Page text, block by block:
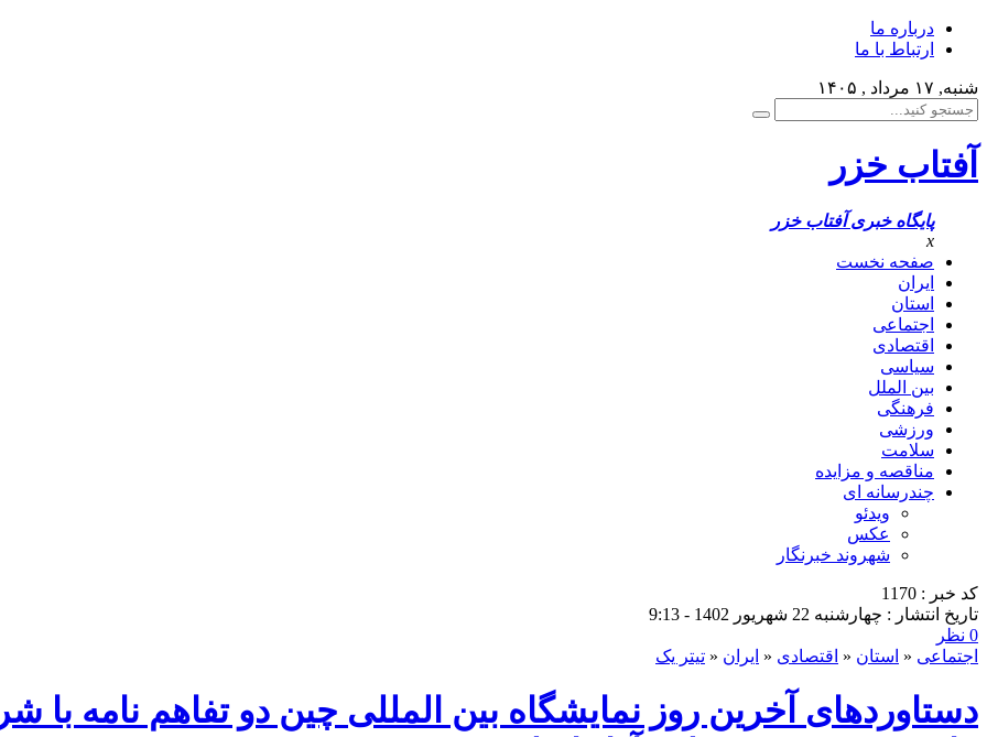
درباره ما
ارتباط با ما
شنبه, ۱۷ مرداد , ۱۴۰۵
آفتاب خزر
پایگاه خبری آفتاب خزر
x
صفحه نخست
ایران
استان
اجتماعی
اقتصادی
سیاسی
بین الملل
فرهنگی
ورزشی
سلامت
مناقصه و مزایده
چندرسانه ای
ویدئو
عکس
شهروند خبرنگار
کد خبر : 1170
تاریخ انتشار : چهارشنبه 22 شهریور 1402 - 9:13
0 نظر
اجتماعی « استان « اقتصادی « ایران « تیتر یک
دستاوردهای آخرین روز نمایشگاه بین المللی چین دو تفاهم نامه